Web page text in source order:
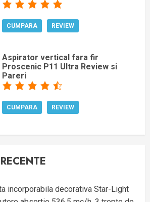
CUMPARA REVIEW
Aspirator vertical fara fir
Proscenic P11 Ultra Review si
Pareri
CUMPARA REVIEW
incorporabila decorativa Star-Light